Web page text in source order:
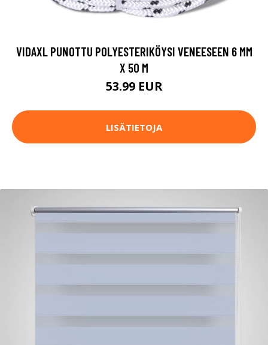
VIDAXL PUNOTTU POLYESTERIKÖYSI VENEESEEN 6 MM
X 50 M
53.99 EUR
LISÄTIETOJA